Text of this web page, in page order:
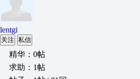
lentgi
关注 私信
精华：0帖
求助：1帖